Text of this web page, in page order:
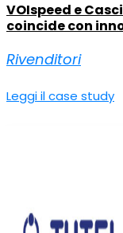
VOIspeed e
coincide con
Rivenditori
Leggi il case study